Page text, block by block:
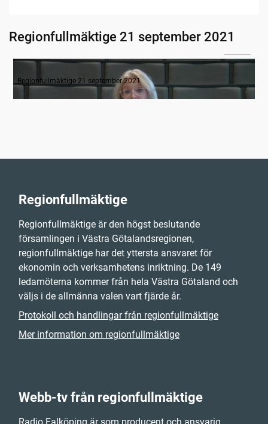
Regionfullmäktige 21 september 2021
Regionfullmäktige 21 september 2021
Regionfullmäktige
Regionfullmäktige är den högst beslutande
församlingen i Västra Götalandsregionen,
regionfullmäktige har det yttersta ansvaret för
ekonomin och verksamhetens inriktning. De 149
ledamöterna kommer från hela Västra Götaland och
väljs i de allmänna valen vart fjärde år.
Protokoll och handlingar från regionfullmäktige
Mer information om regionfullmäktige
Webb-tv från regionfullmäktige